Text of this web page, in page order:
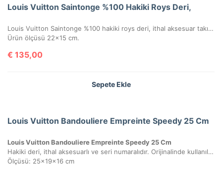
Louis Vuitton Saintonge %100 Hakiki Roys Deri,
Louis Vuitton Saintonge %100 hakiki roys deri, ithal aksesuar takımı, ithal kumaş, simetrik kesim, seri numaralı, kutulu, toz torbalı ve sertifikalı olarak gönderilecektir.
Ürün ölçüsü 22×15 cm.
€ 135,00
Sepete Ekle
Louis Vuitton Bandouliere Empreinte Speedy 25 Cm
Louis Vuitton Bandouliere Empreinte Speedy 25 Cm
Hakiki deri, ithal aksesuarlı ve seri numaralıdır. Orijinalinde kullanılan Monako deri kullanılmıştır. Kutulu, toz torbalı ve sertifikalı olarak gönderilecektir.
Ölçüsü: 25x19x16 cm